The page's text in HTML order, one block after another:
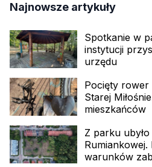
Najnowsze artykuły
Spotkanie w
instytucji
urzędu
Pocięty
Starej
mieszkańców
Z parku
Rumiankowej.
warunków